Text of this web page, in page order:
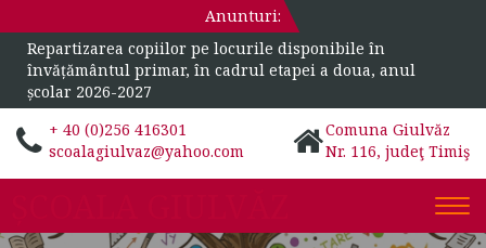
Anunturi:
Repartizarea copiilor pe locurile disponibile în
învățământul primar, în cadrul etapei a doua, anul
școlar 2026-2027
+ 40 (0)256 416301
scoalagiulvaz@yahoo.com
Comuna Giulvăz
Nr. 116, judeţ Timiş